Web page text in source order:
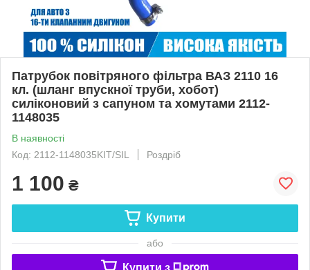
Патрубок повітряного фільтра ВАЗ 2110 16
кл. (шланг впускної труби, хобот)
силіконовий з сапуном та хомутами 2112-
1148035
В наявності
Код: 2112-1148035KIT/SIL
Роздріб
1 100 ₴
Купити
або
Купити з